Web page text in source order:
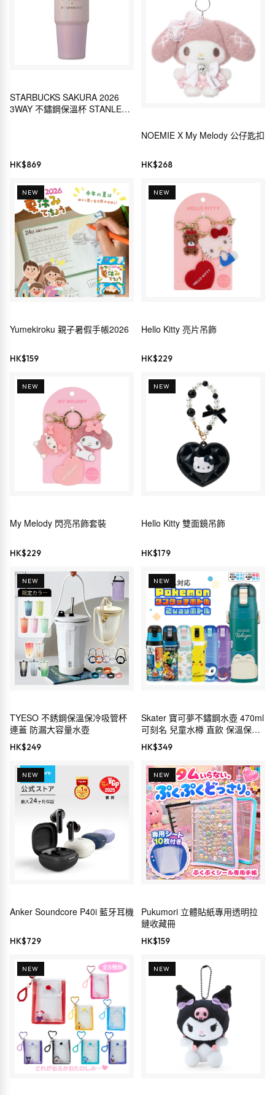
STARBUCKS SAKURA 2026
3WAY 不鏽鋼保溫杯 STANLEY
HK$869
NOEMIE X My Melody 公仔匙扣
HK$268
NEW
Yumekiroku 親子暑假手帳2026
HK$159
NEW
Hello Kitty 亮片吊飾
HK$229
NEW
My Melody 閃亮吊飾套裝
HK$229
NEW
Hello Kitty 雙面鏡吊飾
HK$179
NEW
TYESO 不銹鋼保溫保冷吸管杯
連蓋 防漏大容量水壺
HK$249
NEW
Skater 寶可夢不鏽鋼水壺 470ml
可刻名 兒童水樽 直飲 保溫保冷
2way
HK$349
NEW
Anker Soundcore P40i 藍牙耳機
HK$729
NEW
Pukumori 立體貼紙專用透明拉
鏈收藏冊
HK$159
NEW NEW